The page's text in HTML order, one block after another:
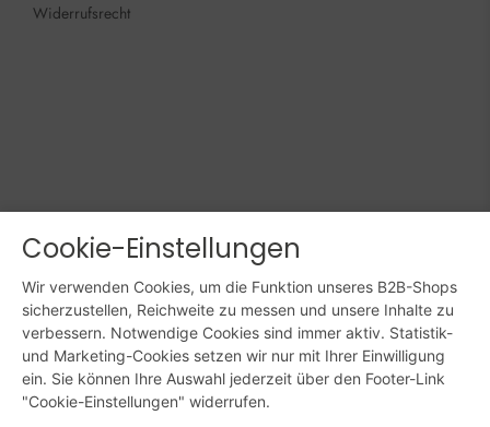
Widerrufsrecht
Online bestellen: 24/7
Powered by Digital Solutions NF
AGB
Impressum Datenschutz
Cookie-Einstellungen
Wir verwenden Cookies, um die Funktion unseres B2B-Shops
sicherzustellen, Reichweite zu messen und unsere Inhalte zu
verbessern. Notwendige Cookies sind immer aktiv. Statistik-
und Marketing-Cookies setzen wir nur mit Ihrer Einwilligung
ein. Sie können Ihre Auswahl jederzeit über den Footer-Link
"Cookie-Einstellungen" widerrufen.